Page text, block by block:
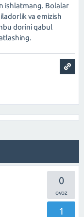
ishlatmang. Bolalar
va emizish
dorini qabul
0
1